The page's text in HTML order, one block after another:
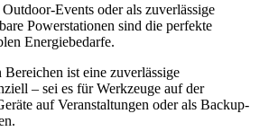
Events oder als zuverlässige
Powerstationen sind die perfekte
Energiebedarfe.
ist eine zuverlässige
– sei es für Werkzeuge auf der
auf Veranstaltungen oder als Backup-